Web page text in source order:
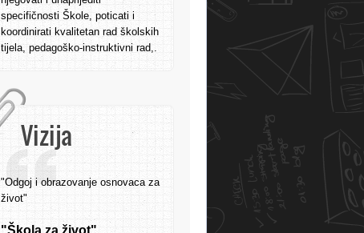
specifičnosti Škole, poticati i
koordinirati kvalitetan rad školskih
tijela, pedagoško-instruktivni rad,.
Vizija
"Odgoj i obrazovanje osnovaca za
život"